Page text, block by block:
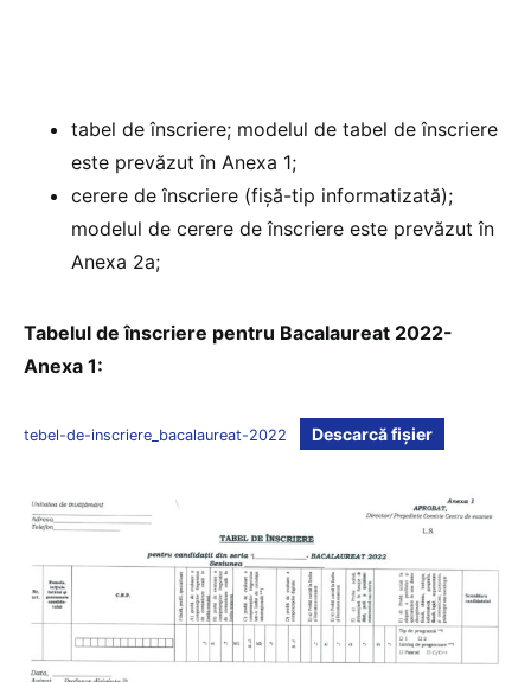
tabel de înscriere; modelul de tabel de înscriere
este prevăzut în Anexa 1;
cerere de înscriere (fișă-tip informatizată);
modelul de cerere de înscriere este prevăzut în
Anexa 2a;
Tabelul de înscriere pentru Bacalaureat 2022-
Anexa 1:
tebel-de-inscriere_bacalaureat-2022 Descarcă fișier